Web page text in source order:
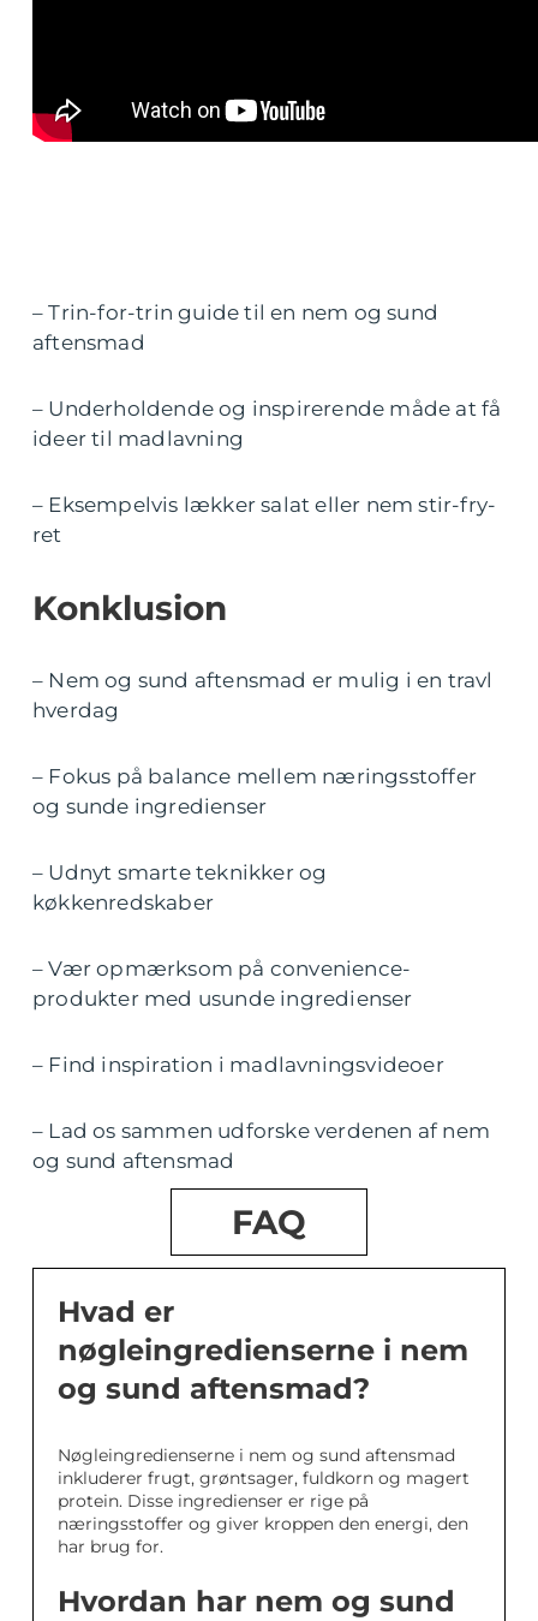
– Trin-for-trin guide til en nem og sund
aftensmad
– Underholdende og inspirerende måde at få
ideer til madlavning
– Eksempelvis lækker salat eller nem stir-fry-
ret
Konklusion
– Nem og sund aftensmad er mulig i en travl
hverdag
– Fokus på balance mellem næringsstoffer
og sunde ingredienser
– Udnyt smarte teknikker og
køkkenredskaber
– Vær opmærksom på convenience-
produkter med usunde ingredienser
– Find inspiration i madlavningsvideoer
– Lad os sammen udforske verdenen af nem
og sund aftensmad
FAQ
Hvad er
nøgleingredienserne i nem
og sund aftensmad?
Nøgleingredienserne i nem og sund aftensmad
inkluderer frugt, grøntsager, fuldkorn og magert
protein. Disse ingredienser er rige på
næringsstoffer og giver kroppen den energi, den
har brug for.
Hvordan har nem og sund